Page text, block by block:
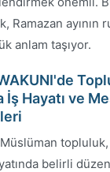
Ramazan ayının
anlam taşıyor.
İş Hayatı ve
topluluk,
belirli